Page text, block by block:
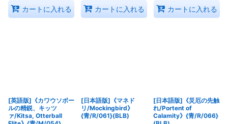
カートに入れる カートに入れる カートに入れる
[英語版]《カワウソボー
ルの精鋭、キッツ
ァ/Kitsa, Otterball
[日本語版]《マネド
リ/Mockingbird》
{青/R/061}(BLB)
[日本語版]《災厄の先触
れ/Portent of
Calamity》{青/R/066}